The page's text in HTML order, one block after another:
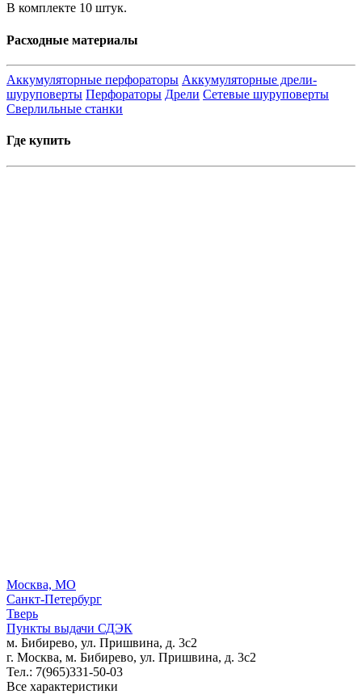
В комплекте 10 штук.
Расходные материалы
Аккумуляторные перфораторы Аккумуляторные дрели-
шуруповерты Перфораторы Дрели Сетевые шуруповерты
Сверлильные станки
Где купить
Москва, МО
Санкт-Петербург
Тверь
Пункты выдачи СДЭК
м. Бибирево, ул. Пришвина, д. 3с2
г. Москва, м. Бибирево, ул. Пришвина, д. 3с2
Тел.: 7(965)331-50-03
Все характеристики